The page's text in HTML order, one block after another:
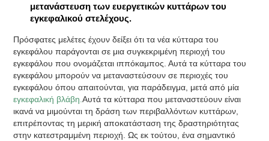
μετανάστευση των ευεργετικών κυττάρων του
εγκεφαλικού στελέχους.
Πρόσφατες μελέτες έχουν δείξει ότι τα νέα κύτταρα του
εγκεφάλου παράγονται σε μια συγκεκριμένη περιοχή του
εγκεφάλου που ονομάζεται ιππόκαμπος. Αυτά τα κύτταρα του
εγκεφάλου μπορούν να μεταναστεύσουν σε περιοχές του
εγκεφάλου όπου απαιτούνται, για παράδειγμα, μετά από μία
εγκεφαλική βλάβη.Αυτά τα κύτταρα που μεταναστεύουν είναι
ικανά να μιμούνται τη δράση των περιβαλλόντων κυττάρων,
επιτρέποντας τη μερική αποκατάσταση της δραστηριότητας
στην κατεστραμμένη περιοχή. Ως εκ τούτου, ένα σημαντικό